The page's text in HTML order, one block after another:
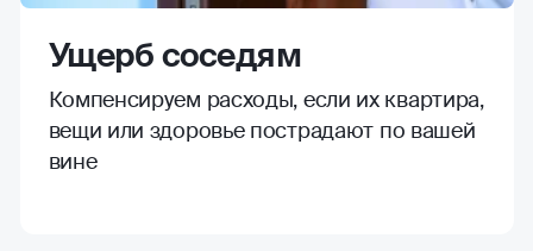
Ущерб соседям
Компенсируем расходы, если их квартира,
вещи или здоровье пострадают по вашей
вине